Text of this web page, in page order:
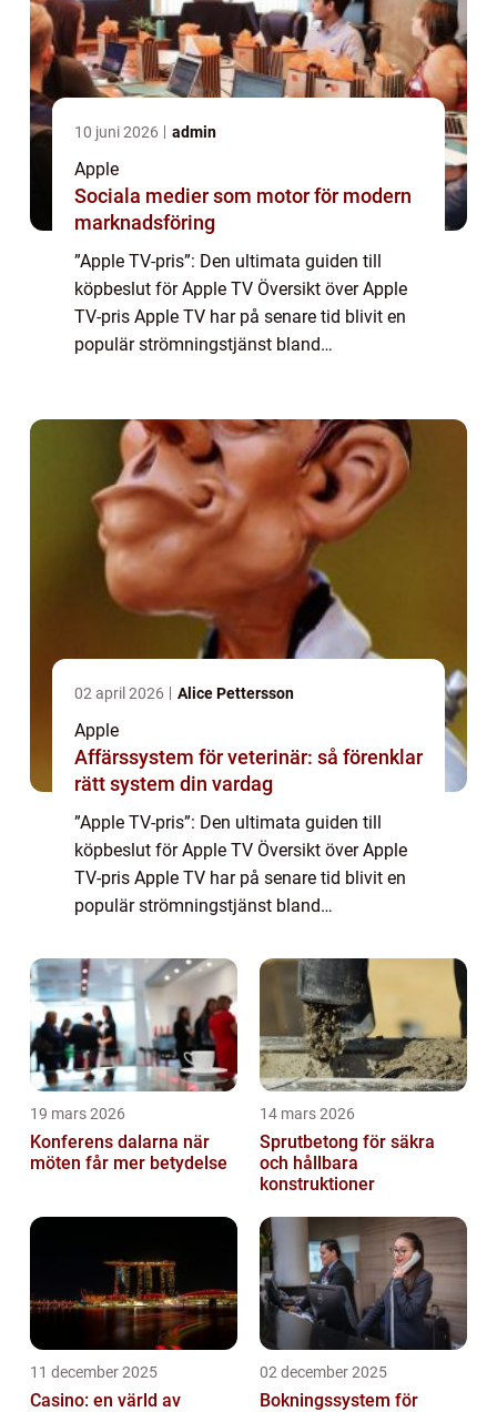
10 juni 2026 admin
Apple
Sociala medier som motor för modern
marknadsföring
”Apple TV-pris”: Den ultimata guiden till
köpbeslut för Apple TV Översikt över Apple
TV-pris Apple TV har på senare tid blivit en
populär strömningstjänst bland
02 april 2026 Alice Pettersson
Apple
Affärssystem för veterinär: så förenklar
rätt system din vardag
”Apple TV-pris”: Den ultimata guiden till
köpbeslut för Apple TV Översikt över Apple
TV-pris Apple TV har på senare tid blivit en
populär strömningstjänst bland
roll vid köpbeslutet. I denna arti...
19 mars 2026
Konferens dalarna när
möten får mer betydelse
14 mars 2026
Sprutbetong för säkra
och hållbara
konstruktioner
11 december 2025
Casino: en värld av
02 december 2025
Bokningssystem för